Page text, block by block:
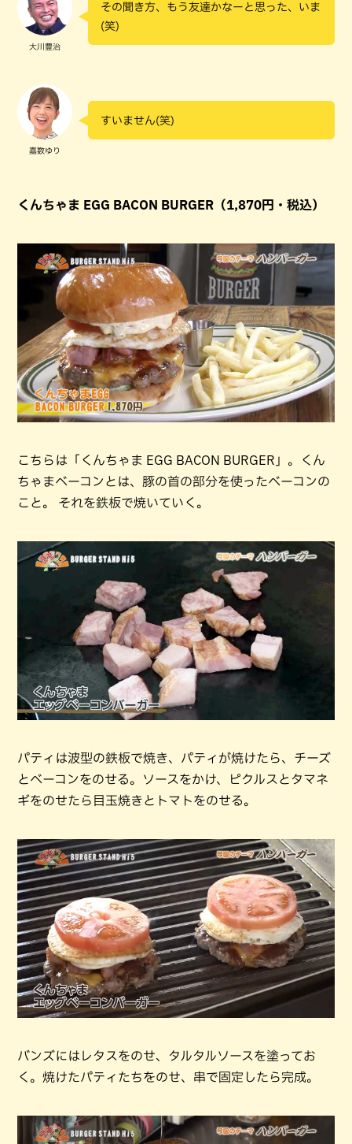
大川豊治
その聞き方、もう友達かなーと思った、いま
(笑)
嘉数ゆり
すいません(笑)
くんちゃま EGG BACON BURGER（1,870円・税込）
こちらは「くんちゃま EGG BACON BURGER」。くん
ちゃまベーコンとは、豚の首の部分を使ったベーコンの
こと。 それを鉄板で焼いていく。
パティは波型の鉄板で焼き、パティが焼けたら、チーズ
とベーコンをのせる。ソースをかけ、ピクルスとタマネ
ギをのせたら目玉焼きとトマトをのせる。
バンズにはレタスをのせ、タルタルソースを塗ってお
く。焼けたパティたちをのせ、串で固定したら完成。